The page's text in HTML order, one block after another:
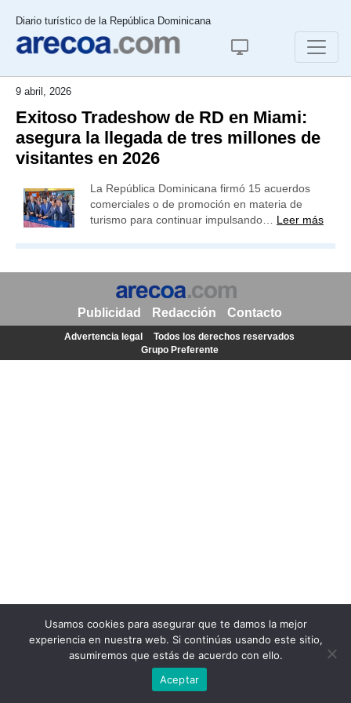
Diario turístico de la República Dominicana
9 abril, 2026
Exitoso Tradeshow de RD en Miami:
asegura la llegada de tres millones de
visitantes en 2026
La República Dominicana firmó 15 acuerdos
comerciales o de promoción en materia de
turismo para continuar impulsando… Leer más
Usamos cookies para asegurar que te damos la mejor
experiencia en nuestra web. Si continúas usando este sitio,
asumiremos que estás de acuerdo con ello.
Aceptar
Publicidad Redacción Contacto
Advertencia legal
Todos los derechos reservados
Grupo Preferente